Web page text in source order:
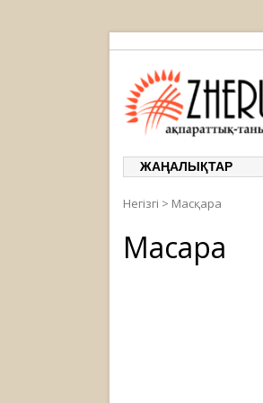
ЖАҢАЛЫҚТАР
Негізгі > Масқара
Масқара